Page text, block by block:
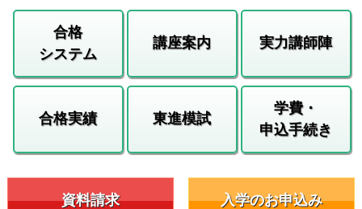
合格
システム
講座案内 実力講師陣
合格実績 東進模試
学費・
申込手続き
資料請求 入学のお申込み